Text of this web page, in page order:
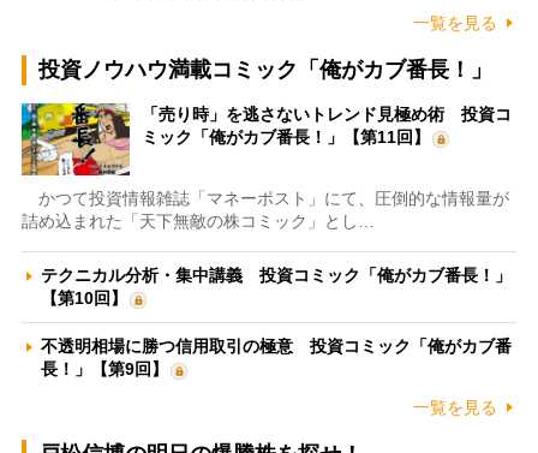
一覧を見る
投資ノウハウ満載コミック「俺がカブ番長！」
「売り時」を逃さないトレンド見極め術 投資コ
ミック「俺がカブ番長！」【第11回】
かつて投資情報雑誌「マネーポスト」にて、圧倒的な情報量が
詰め込まれた「天下無敵の株コミック」とし…
テクニカル分析・集中講義 投資コミック「俺がカブ番長！」
【第10回】
不透明相場に勝つ信用取引の極意 投資コミック「俺がカブ番
長！」【第9回】
一覧を見る